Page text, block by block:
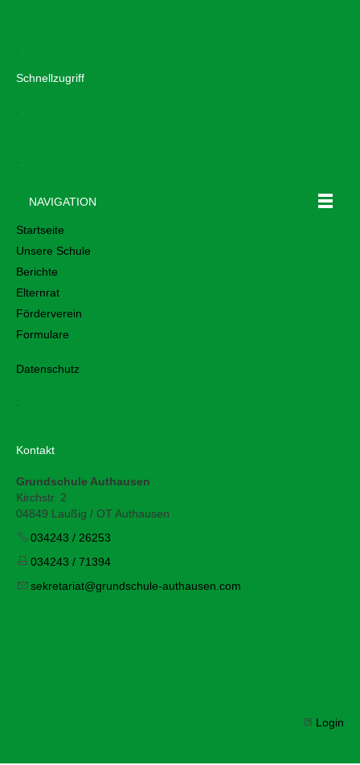
Schnellzugriff
NAVIGATION
Startseite
Unsere Schule
Berichte
Elternrat
Förderverein
Formulare
Datenschutz
Kontakt
Grundschule Authausen
Kirchstr. 2
04849 Laußig / OT Authausen
034243 / 26253
034243 / 71394
s kr t r t gr ndsch l - th s n c m
Login